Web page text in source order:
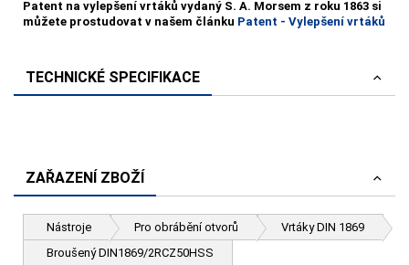
Patent na vylepšení vrtáků vydaný S. A. Morsem z roku 1863 si
můžete prostudovat v našem článku Patent - Vylepšení vrtáků
TECHNICKÉ SPECIFIKACE
ZAŘAZENÍ ZBOŽÍ
Nástroje Pro obrábění otvorů
Vrtáky DIN 1869
Broušený DIN1869/2RCZ50HSS